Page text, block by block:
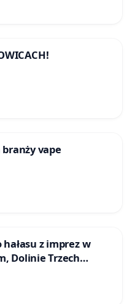
SŁONECZNIK –
vape
z imprez w
Dolinie Trzech